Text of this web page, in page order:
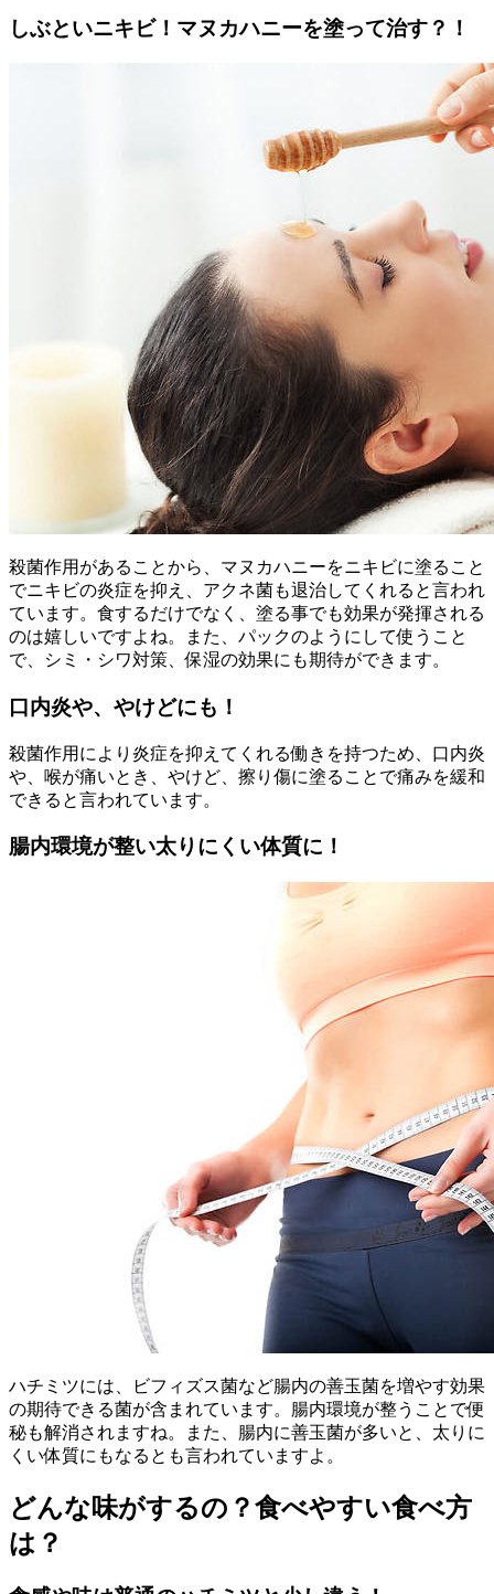
しぶといニキビ！マヌカハニーを塗って治す？！
殺菌作用があることから、マヌカハニーをニキビに塗ること
でニキビの炎症を抑え、アクネ菌も退治してくれると言われ
ています。食するだけでなく、塗る事でも効果が発揮される
のは嬉しいですよね。また、パックのようにして使うこと
で、シミ・シワ対策、保湿の効果にも期待ができます。
口内炎や、やけどにも！
殺菌作用により炎症を抑えてくれる働きを持つため、口内炎
や、喉が痛いとき、やけど、擦り傷に塗ることで痛みを緩和
できると言われています。
腸内環境が整い太りにくい体質に！
ハチミツには、ビフィズス菌など腸内の善玉菌を増やす効果
の期待できる菌が含まれています。腸内環境が整うことで便
秘も解消されますね。また、腸内に善玉菌が多いと、太りに
くい体質にもなるとも言われていますよ。
どんな味がするの？食べやすい食べ方
は？